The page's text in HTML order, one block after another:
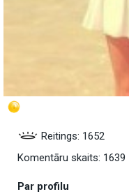
Reitings: 1652
Komentāru skaits: 1639
Par profilu